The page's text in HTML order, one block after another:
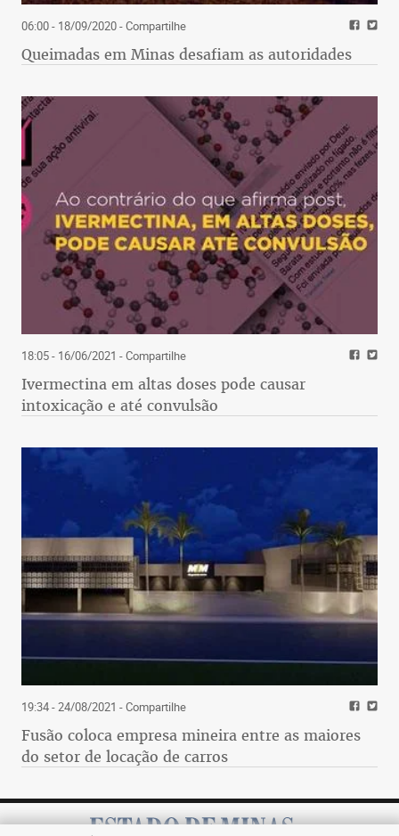
06:00 - 18/09/2020- Compartilhe
Queimadas em Minas desafiam as autoridades
18:05 - 16/06/2021 - Compartilhe
Ivermectina em altas doses pode causar
intoxicação e até convulsão
19:34 - 24/08/2021 - Compartilhe
Fusão coloca empresa mineira entre as maiores
do setor de locação de carros